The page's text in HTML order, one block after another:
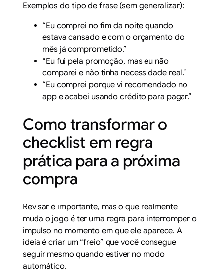
Exemplos do tipo de frase (sem generalizar):
“Eu comprei no fim da noite quando
estava cansado e com o orçamento do
mês já comprometido.”
“Eu fui pela promoção, mas eu não
comparei e não tinha necessidade real.”
“Eu comprei porque vi recomendado no
app e acabei usando crédito para pagar.”
Como transformar o
checklist em regra
prática para a próxima
compra
Revisar é importante, mas o que realmente
muda o jogo é ter uma regra para interromper o
impulso no momento em que ele aparece. A
ideia é criar um “freio” que você consegue
seguir mesmo quando estiver no modo
automático.